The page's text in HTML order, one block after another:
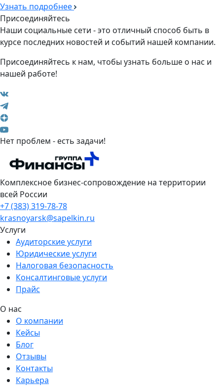
Узнать подробнее
Присоединяйтесь
Наши социальные сети - это отличный способ быть в
курсе последних новостей и событий нашей компании.
Присоединяйтесь к нам, чтобы узнать больше о нас и
нашей работе!
Нет проблем - есть задачи!
Комплексное бизнес-сопровождение на территории
всей России
+7 (383) 319-78-78
krasnoyarsk@sapelkin.ru
Услуги
Аудиторские услуги
Юридические услуги
Налоговая безопасность
Консалтинговые услуги
Прайс
О нас
О компании
Кейсы
Блог
Отзывы
Контакты
Карьера